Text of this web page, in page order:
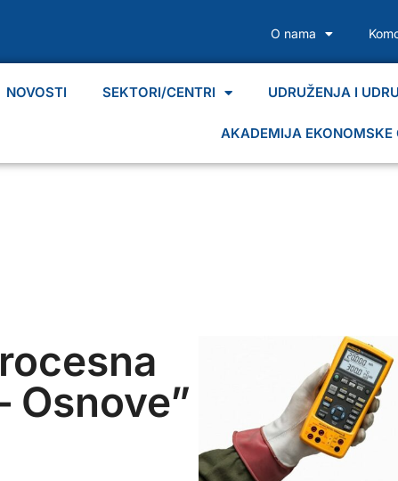
O nama
NOVOSTI SEKTORI/CENTRI UDRUŽENJA I
AKADEMIJA EKONOMSKE
Osnove”